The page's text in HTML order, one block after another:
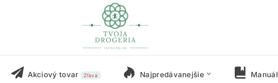
Akciový tovar Zľava Najpredávanejšie Manuál